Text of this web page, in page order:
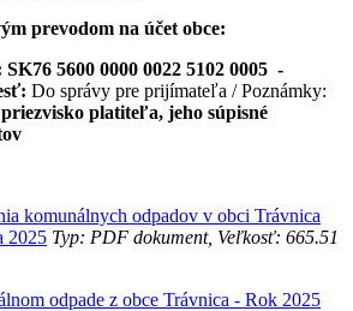
prevodom na účet obce:
5600 0000 0022 5102 0005 -
Do správy pre prijímateľa / Poznámky:
platiteľa, jeho súpisné
komunálnych odpadov v obci Trávnica
2025 Typ: PDF dokument, Veľkosť: 665.51
odpade z obce Trávnica - Rok 2025